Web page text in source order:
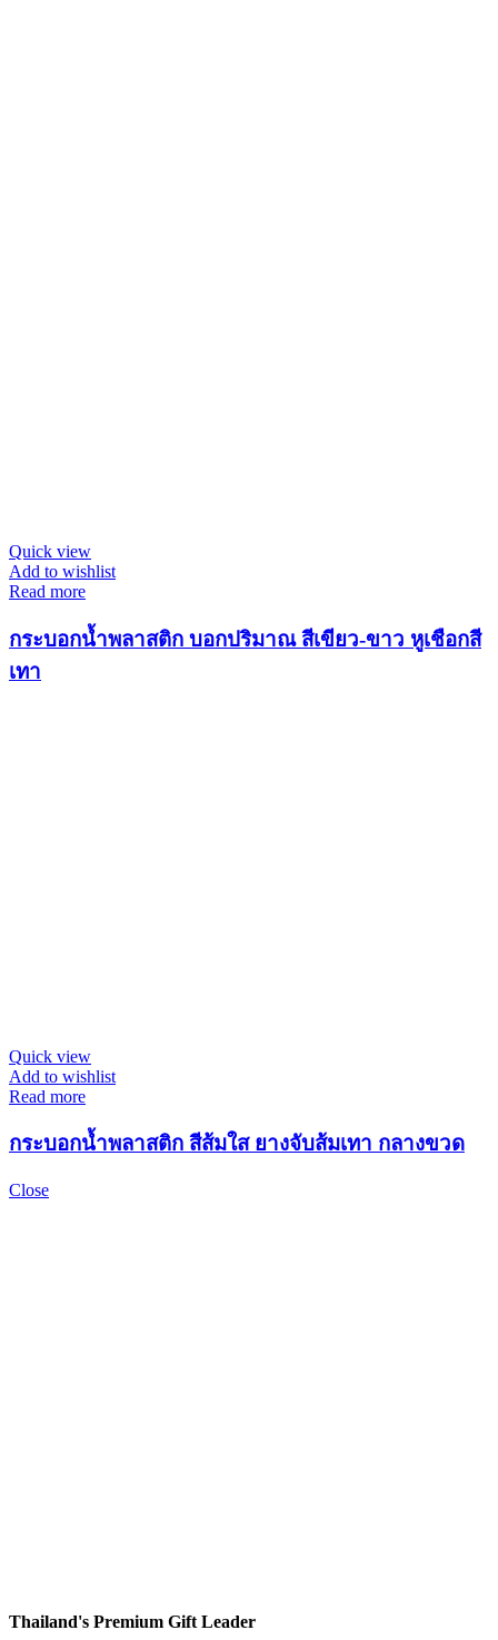
Quick view
Add to wishlist
Read more
กระบอกน้ำพลาสติก บอกปริมาณ สีเขียว-ขาว หูเชือกสี
เทา
Quick view
Add to wishlist
Read more
กระบอกน้ำพลาสติก สีส้มใส ยางจับส้มเทา กลางขวด
Close
Thailand's Premium Gift Leader